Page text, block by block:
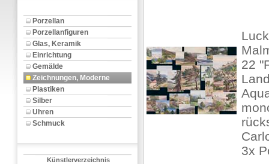
Porzellan
Porzellanfiguren
Glas, Keramik
Einrichtung
Gemälde
Zeichnungen, Moderne
Plastiken
Silber
Uhren
Schmuck
Künstlerverzeichnis
22
3x